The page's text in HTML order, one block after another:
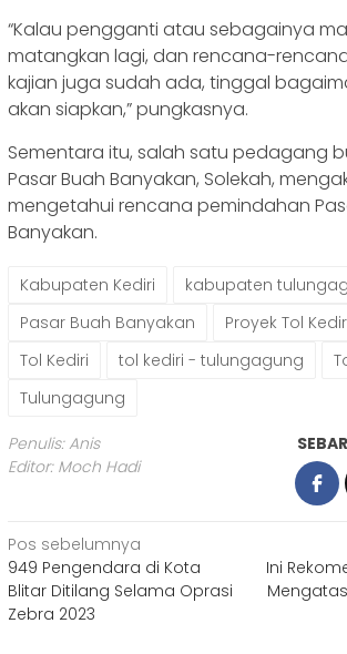
“Kalau pengganti atau sebagainya
matangkan lagi, dan rencana-
kajian juga sudah ada, tinggal
akan siapkan,” pungkasnya.
Sementara itu, salah satu pedagang
Pasar Buah Banyakan, Solekah,
mengetahui rencana pemindahan
Banyakan.
Kabupaten Kediri kabupaten
Pasar Buah Banyakan
Proyek Tol
Tol Kediri
tol kediri - tulungagung
Tulungagung
Penulis: Anis
Editor: Moch Hadi
Navigasi
pos
Pos sebelumnya
949 Pengendara di Kota
Blitar Ditilang Selama Oprasi
Zebra 2023
Ini